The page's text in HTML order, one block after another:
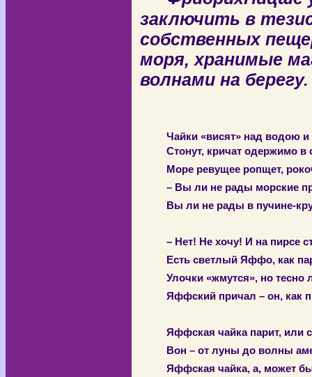
заключить в
собственных
моря, хранимые
волнами на
Чайки «висят» над водою
Стонут, кричат одержимо в
Море ревущее ропщет,
– Вы ли не рады морские
Вы ли не рады в пучине-
– Нет! Не хочу! И на пирсе
Есть светлый Яффо, как
Улочки «жмутся», но
Яффский причал – он, как
Яффская чайка парит, или
Вон – от луны до волны
Яффская чайка, а, может